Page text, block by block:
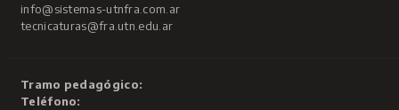
info@sistemas-utnfra.com.ar
tecnicaturas@fra.utn.edu.ar
Tramo pedagógico:
Teléfono: